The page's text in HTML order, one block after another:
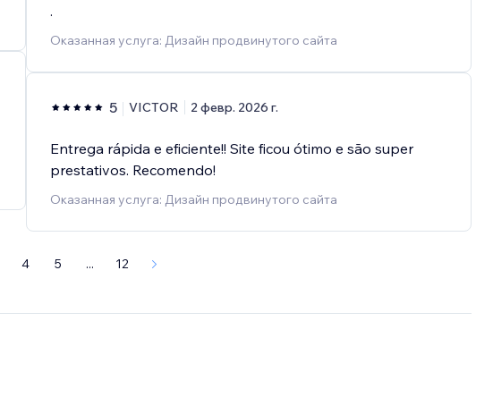
.
Оказанная услуга: Дизайн продвинутого сайта
5 VICTOR 2 февр. 2026 г.
Entrega rápida e eficiente!! Site ficou ótimo e são super
prestativos. Recomendo!
Оказанная услуга: Дизайн продвинутого сайта
4 5 ... 12